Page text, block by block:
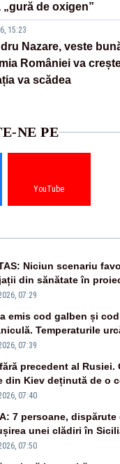
„gură de oxigen”
15:23
Nazare, veste
României va
va scădea
NE PE
YouTube
Niciun scenariu
din sănătate în
07:29
emis cod galben și
Temperaturile
iar nopțile devin
07:39
precedent al Rusiei.
din Kiev deținută de o
distrusă de o
07:40
7 persoane, dispărute
unei clădiri în
07:50